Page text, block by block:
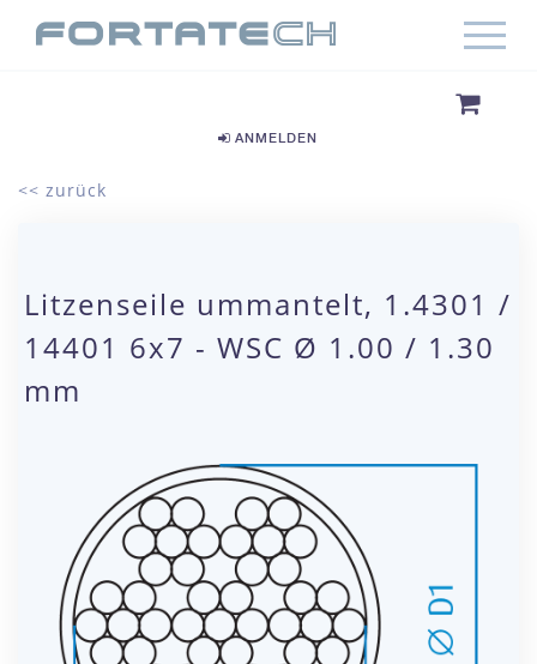
ANMELDEN
<< zurück
Litzenseile ummantelt, 1.4301 /
14401 6x7 - WSC Ø 1.00 / 1.30
mm